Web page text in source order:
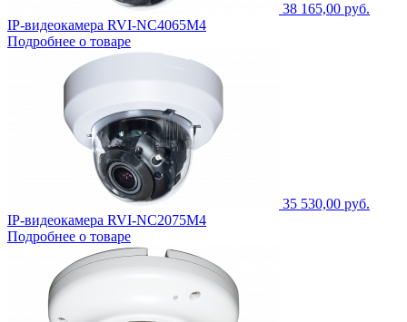
38 165,00 руб.
IP-видеокамера RVI-NC4065M4
Подробнее о товаре
35 530,00 руб.
IP-видеокамера RVI-NC2075M4
Подробнее о товаре